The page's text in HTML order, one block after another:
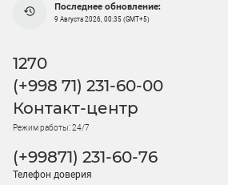
Последнее обновление:
9 Августа 2026, 00:35 (GMT+5)
1270
(+998 71) 231-60-00
Контакт-центр
Режим работы: 24/7
(+99871) 231-60-76
Телефон доверия